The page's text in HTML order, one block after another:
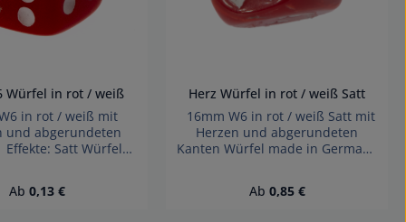
Würfel in rot / weiß
in rot / weiß mit
und abgerundeten
Satt Würfel
nicht für Kinder unter
Regulärer Preis:
Ab 0,13 €
Herz Würfel in rot / weiß Satt
16mm W6 in rot / weiß Satt mit
Herzen und abgerundeten
Kanten Würfel made in Germany
Note! Diese hochwertigen Satt
Regulärer Preis:
Ab 0,85 €